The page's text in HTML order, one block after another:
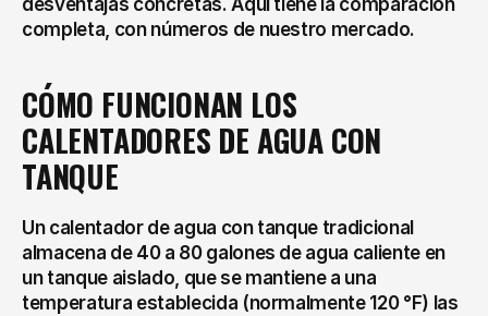
desventajas concretas. Aquí tiene la comparación
completa, con números de nuestro mercado.
CÓMO FUNCIONAN LOS
CALENTADORES DE AGUA CON
TANQUE
Un calentador de agua con tanque tradicional
almacena de 40 a 80 galones de agua caliente en
un tanque aislado, que se mantiene a una
temperatura establecida (normalmente 120 °F) las